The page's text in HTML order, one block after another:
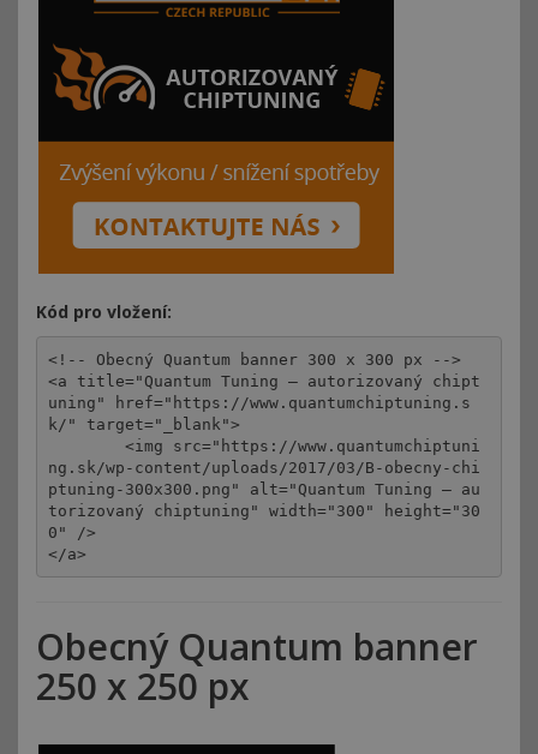
Kód pro vložení:
<!-- Obecný Quantum banner 300 x 300 px -->
<a title="Quantum Tuning – autorizovaný chipt
uning" href="https://www.quantumchiptuning.s
k/" target="_blank">
	<img src="https://www.quantumchiptuni
ng.sk/wp-content/uploads/2017/03/B-obecny-chi
ptuning-300x300.png" alt="Quantum Tuning – au
torizovaný chiptuning" width="300" height="30
0" />
</a>
Obecný Quantum banner
250 x 250 px